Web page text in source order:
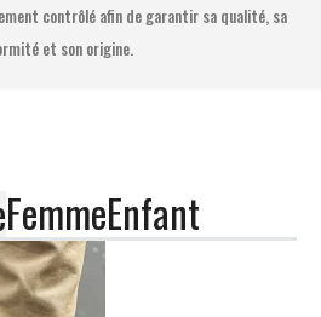
contrôlé afin de garantir sa qualité, sa
et son origine.
FemmeEnfant